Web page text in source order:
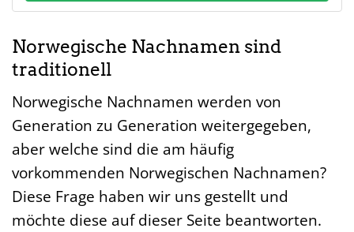
Norwegische Nachnamen sind
traditionell
Norwegische Nachnamen werden von
Generation zu Generation weitergegeben,
aber welche sind die am häufig
vorkommenden Norwegischen Nachnamen?
Diese Frage haben wir uns gestellt und
möchte diese auf dieser Seite beantworten.